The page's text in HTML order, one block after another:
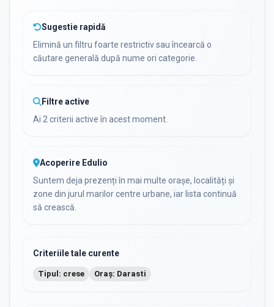
Sugestie rapidă
Elimină un filtru foarte restrictiv sau încearcă o
căutare generală după nume ori categorie.
Filtre active
Ai 2 criterii active în acest moment.
Acoperire Edulio
Suntem deja prezenți în mai multe orașe, localități și
zone din jurul marilor centre urbane, iar lista continuă
să crească.
Criteriile tale curente
Tipul: crese Oraș: Darasti